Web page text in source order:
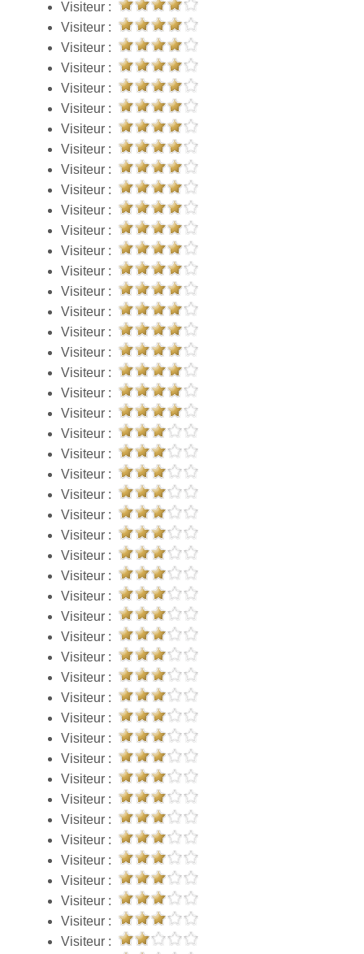
Visiteur :
Visiteur :
Visiteur :
Visiteur :
Visiteur :
Visiteur :
Visiteur :
Visiteur :
Visiteur :
Visiteur :
Visiteur :
Visiteur :
Visiteur :
Visiteur :
Visiteur :
Visiteur :
Visiteur :
Visiteur :
Visiteur :
Visiteur :
Visiteur :
Visiteur :
Visiteur :
Visiteur :
Visiteur :
Visiteur :
Visiteur :
Visiteur :
Visiteur :
Visiteur :
Visiteur :
Visiteur :
Visiteur :
Visiteur :
Visiteur :
Visiteur :
Visiteur :
Visiteur :
Visiteur :
Visiteur :
Visiteur :
Visiteur :
Visiteur :
Visiteur :
Visiteur :
Visiteur :
Visiteur :